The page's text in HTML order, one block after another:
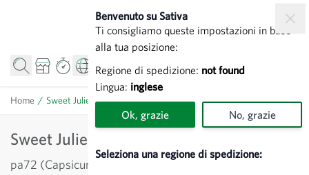
Benvenuto su Sativa
Ti consigliamo queste impostazioni in base
alla tua posizione:
Regione di spedizione: not found
Lingua: inglese
Ok, grazie No, grazie
Seleziona una regione di spedizione:
Home / Sweet Julie - Peperone
Sweet Julie - Peperone
pa72 (Capsicum annuum)